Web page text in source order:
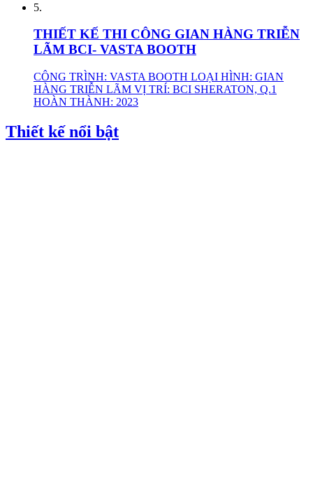
5.
THIẾT KẾ THI CÔNG GIAN HÀNG TRIỄN
LÃM BCI- VASTA BOOTH
CÔNG TRÌNH: VASTA BOOTH LOẠI HÌNH: GIAN
HÀNG TRIỄN LÃM VỊ TRÍ: BCI SHERATON, Q.1
HOÀN THÀNH: 2023
Thiết kế nổi bật